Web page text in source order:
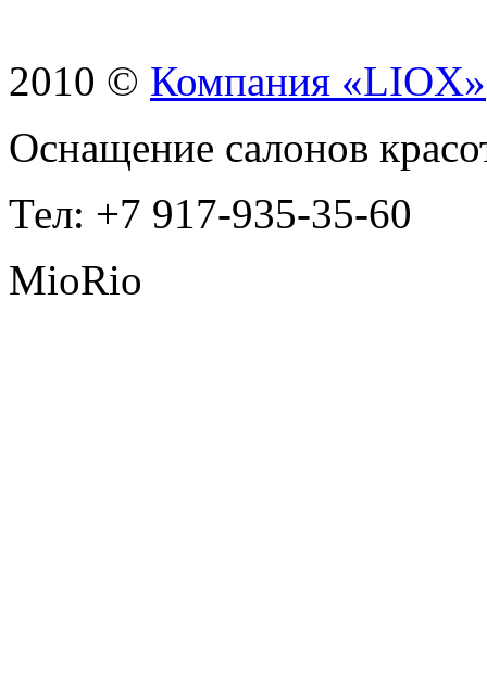
2010 © Компания «LIOX»
Оснащение салонов
Тел: +7 917-935-35-60
MioRio